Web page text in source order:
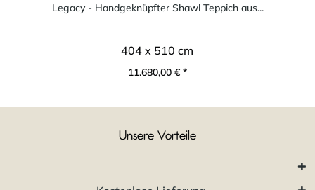
Legacy - Handgeknüpfter Shawl Teppich aus...
404 x 510 cm
11.680,00 € *
Unsere Vorteile